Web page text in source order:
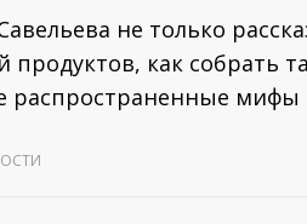
не только
продуктов, как собрать
распространенные мифы